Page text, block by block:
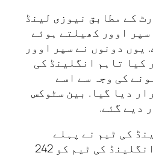
کے مطابق نیوزی لینڈ‌
اوور کھیلتے ہوئے
یوں‌ دونوں نے سپر اوور
کیا تاہم انگلینڈ کی
کی وجہ سے اسے
دیا گیا. بین سٹوکس
دیے گئے.
کی ٹیم نے پہلے
بیٹنگ کرتے ہوئے انگلینڈ کی ٹیم کو 242